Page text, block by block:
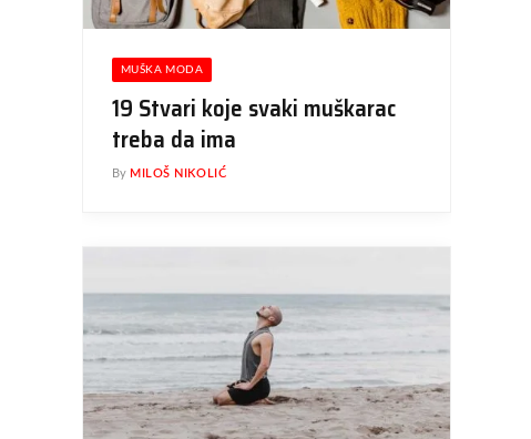
MUŠKA MODA
19 Stvari koje svaki muškarac
treba da ima
By MILOŠ NIKOLIĆ